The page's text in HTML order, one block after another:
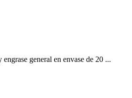
general en envase de 20 ...